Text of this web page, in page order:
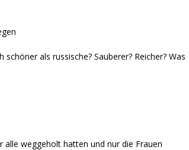
als russische? Sauberer? Reicher? Was
weggeholt hatten und nur die Frauen